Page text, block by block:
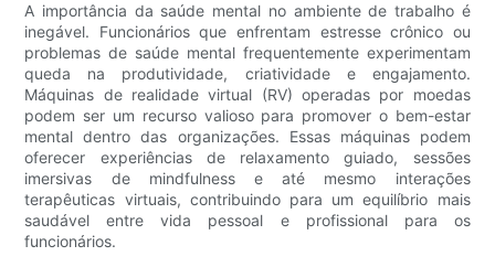
A importância da saúde mental no ambiente de trabalho é
inegável. Funcionários que enfrentam estresse crônico ou
problemas de saúde mental frequentemente experimentam
queda na produtividade, criatividade e engajamento.
Máquinas de realidade virtual (RV) operadas por moedas
podem ser um recurso valioso para promover o bem-estar
mental dentro das organizações. Essas máquinas podem
oferecer experiências de relaxamento guiado, sessões
imersivas de mindfulness e até mesmo interações
terapêuticas virtuais, contribuindo para um equilíbrio mais
saudável entre vida pessoal e profissional para os
funcionários.